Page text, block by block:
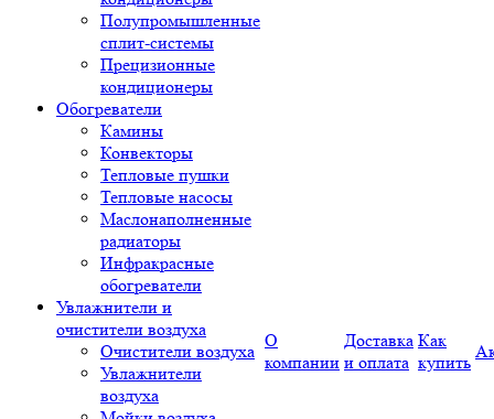
Полупромышленные
сплит-системы
Прецизионные
кондиционеры
Обогреватели
Камины
Конвекторы
Тепловые пушки
Тепловые насосы
Маслонаполненные
радиаторы
Инфракрасные
обогреватели
Увлажнители и
очистители воздуха
Очистители воздуха
Увлажнители
воздуха
О
компании
Доставка
и оплата
Как
купить